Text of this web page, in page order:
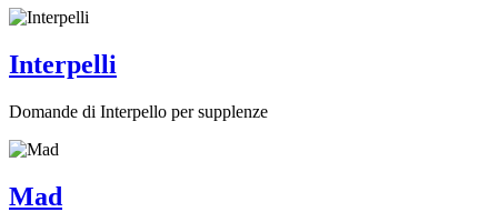
Interpelli
Domande di Interpello per supplenze
Mad